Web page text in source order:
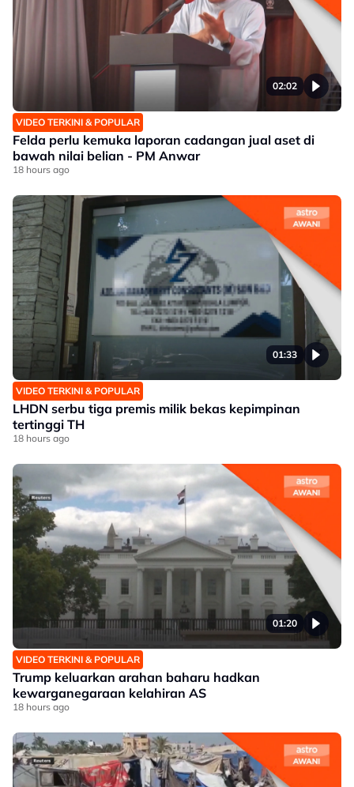
02:02
VIDEO TERKINI & POPULAR
Felda perlu kemuka laporan cadangan jual aset di
bawah nilai belian - PM Anwar
18 hours ago
01:33
VIDEO TERKINI & POPULAR
LHDN serbu tiga premis milik bekas kepimpinan
tertinggi TH
18 hours ago
01:20
VIDEO TERKINI & POPULAR
Trump keluarkan arahan baharu hadkan
kewarganegaraan kelahiran AS
18 hours ago